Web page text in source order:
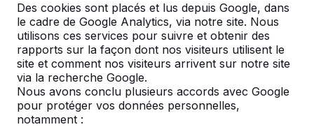
Des cookies sont placés et lus depuis Google, dans
le cadre de Google Analytics, via notre site. Nous
utilisons ces services pour suivre et obtenir des
rapports sur la façon dont nos visiteurs utilisent le
site et comment nos visiteurs arrivent sur notre site
via la recherche Google.
Nous avons conclu plusieurs accords avec Google
pour protéger vos données personnelles,
notamment :
Produit
Tout afficher
Catégorie
Tout afficher